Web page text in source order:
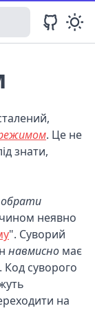
. Це не
знати,
обрати
неявно
". Суворий
навмисно має
Код суворого
на